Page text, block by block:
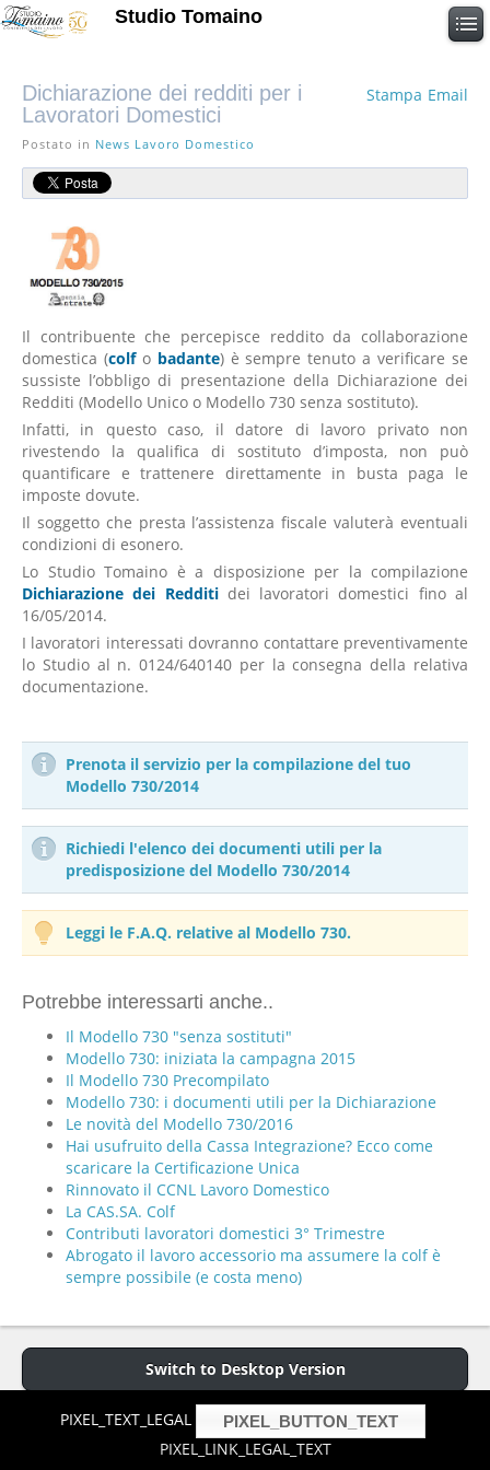
Studio Tomaino
Email
Stampa
Dichiarazione dei redditi per i
Lavoratori Domestici
Postato in News Lavoro Domestico
Il contribuente che percepisce reddito da collaborazione
domestica (colf obadante) è sempre tenuto a verificare se
sussiste l’obbligo di presentazione della Dichiarazione dei
Redditi (Modello Unico o Modello 730 senza sostituto).
Infatti, in questo caso, il datore di lavoro privato non
rivestendo la qualifica di sostituto d’imposta, non può
quantificare e trattenere direttamente in busta paga le
imposte dovute.
Il soggetto che presta l’assistenza fiscale valuterà eventuali
condizioni di esonero.
Lo Studio Tomaino è a disposizione per la compilazione
Dichiarazione dei Redditidei lavoratori domestici fino al
16/05/2014.
I lavoratori interessati dovranno contattare preventivamente
lo Studio al n. 0124/640140 per la consegna della relativa
documentazione.
Prenota il servizio per la compilazione del tuo
Modello 730/2014
Richiedi l'elenco dei documenti utili per la
predisposizione del Modello 730/2014
Leggi le F.A.Q. relative al Modello 730.
Potrebbe interessarti anche..
Il Modello 730 "senza sostituti"
Modello 730: iniziata la campagna 2015
Il Modello 730 Precompilato
Modello 730: i documenti utili per la Dichiarazione
Le novità del Modello 730/2016
Hai usufruito della Cassa Integrazione? Ecco come
scaricare la Certificazione Unica
Rinnovato il CCNL Lavoro Domestico
La CAS.SA. Colf
Contributi lavoratori domestici 3° Trimestre
Abrogato il lavoro accessorio ma assumere la colf è
sempre possibile (e costa meno)
Switch to Desktop Version
Copyright © 2013 P.iva 01255740019 - Cookies Policy- Hosted and
design byaries.it
PIXEL_TEXT_LEGAL PIXEL_BUTTON_TEXT
PIXEL_LINK_LEGAL_TEXT